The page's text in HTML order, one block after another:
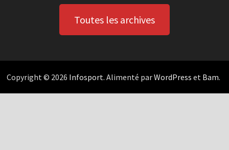
Toutes les archives
Copyright © 2026 Infosport. Alimenté parWordPress et Bam.